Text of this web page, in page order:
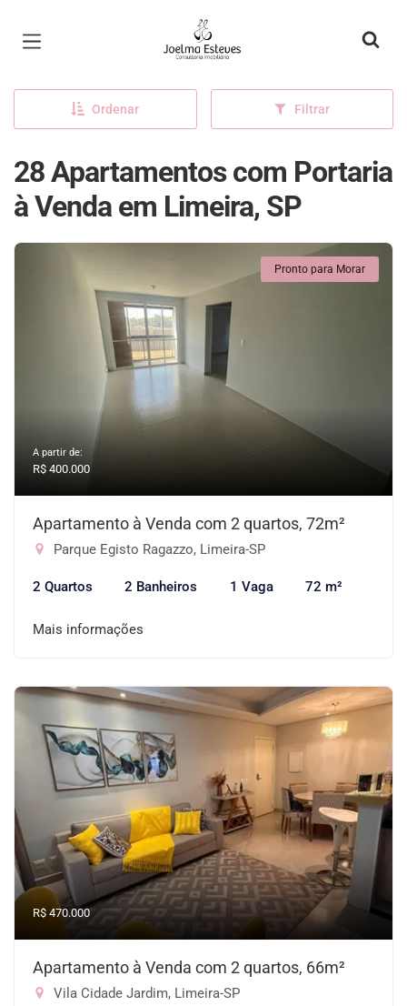
Página inicial
Ordenar Filtrar
28 Apartamentos com Portaria
à Venda em Limeira, SP
Pronto para Morar
A partir de:
R$ 400.000
Apartamento à Venda com 2 quartos, 72m²
Parque Egisto Ragazzo, Limeira-SP
2 Quartos 2 Banheiros 1 Vaga 72 m²
Mais informações
R$ 470.000
Apartamento à Venda com 2 quartos, 66m²
Vila Cidade Jardim, Limeira-SP